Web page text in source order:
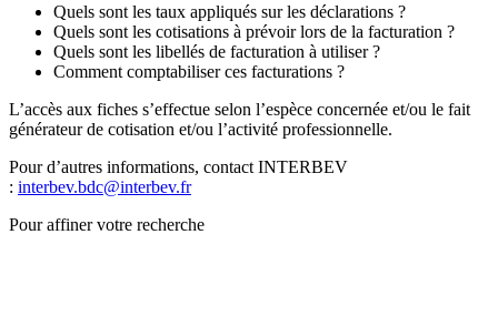
Quels sont les taux appliqués sur les déclarations ?
Quels sont les cotisations à prévoir lors de la facturation ?
Quels sont les libellés de facturation à utiliser ?
Comment comptabiliser ces facturations ?
L’accès aux fiches s’effectue selon l’espèce concernée et/ou le fait
générateur de cotisation et/ou l’activité professionnelle.
Pour d’autres informations, contact INTERBEV
: interbev.bdc@interbev.fr
Pour affiner votre recherche